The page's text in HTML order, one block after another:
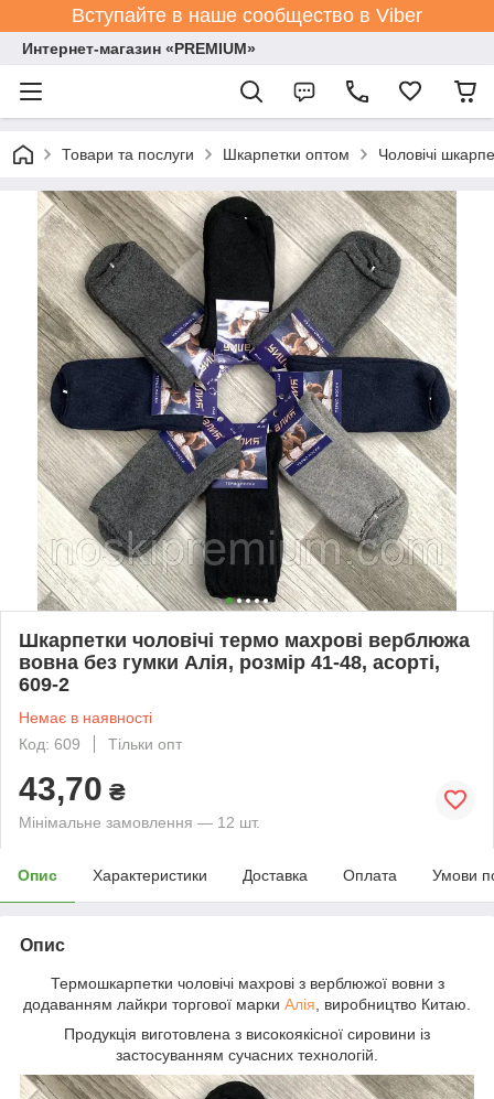
Вступайте в наше сообщество в Viber
Интернет-магазин «PREMIUM»
Товари та послуги Шкарпетки оптом Чоловічі
Шкарпетки чоловічі термо махрові верблюжа
вовна без гумки Алія, розмір 41-48, асорті,
609-2
Немає в наявності
Код: 609
Тільки опт
43,70 ₴
Мінімальне замовлення — 12 шт.
Опис Характеристики Доставка Оплата Умови
Опис
Термошкарпетки чоловічі махрові з верблюжої вовни з
додаванням лайкри торгової марки Алія , виробництво Китаю.
Продукція виготовлена з високоякісної сировини із
застосуванням сучасних технологій.